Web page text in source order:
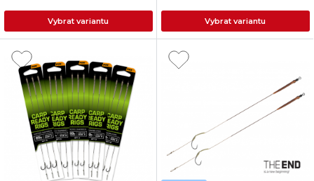
Vybrat variantu Vybrat variantu